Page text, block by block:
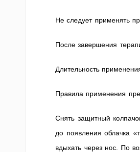
Не следует применять
После завершения
Длительность
Правила применения
Снять защитный
до появления облачка
вдыхать через нос. По